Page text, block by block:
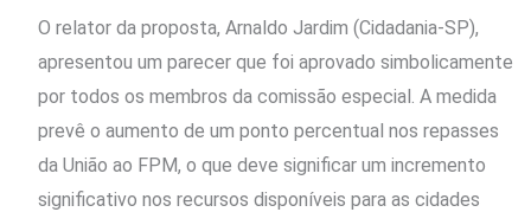
O relator da proposta, Arnaldo Jardim (Cidadania-SP),
apresentou um parecer que foi aprovado simbolicamente
por todos os membros da comissão especial. A medida
prevê o aumento de um ponto percentual nos repasses
da União ao FPM, o que deve significar um incremento
significativo nos recursos disponíveis para as cidades